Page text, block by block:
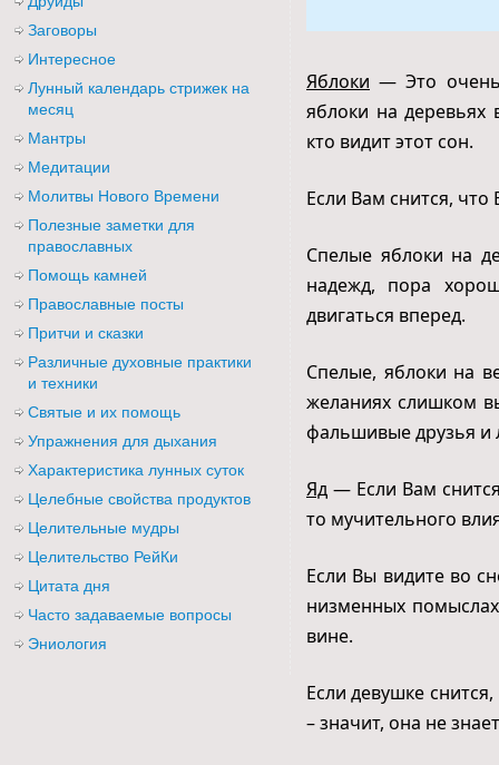
Яблоки — Это
яблоки на деревьях
кто видит этот сон.
Если Вам снится,
Спелые яблоки на
надежд, пора
двигаться вперед.
Спелые, яблоки на
желаниях слишком
фальшивые друзья и
Яд — Если Вам
то мучительного
Если Вы видите во
низменных
вине.
Если девушке
– значит, она не
Заговоры
Интересное
Лунный календарь стрижек на
месяц
Мантры
Медитации
Молитвы Нового Времени
Полезные заметки для
православных
Помощь камней
Православные посты
Притчи и сказки
Различные духовные практики
и техники
Святые и их помощь
Упражнения для дыхания
Характеристика лунных суток
Целебные свойства продуктов
Целительные мудры
Целительство РейКи
Цитата дня
Часто задаваемые вопросы
Эниология